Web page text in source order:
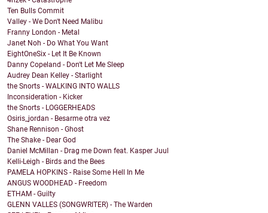
Ten Bulls Commit
Valley - We Don't Need Malibu
Franny London - Metal
Janet Noh - Do What You Want
EightOneSix - Let It Be Known
Danny Copeland - Don't Let Me Sleep
Audrey Dean Kelley - Starlight
the Snorts - WALKING INTO WALLS
Inconsideration - Kicker
the Snorts - LOGGERHEADS
Osiris_jordan - Besarme otra vez
Shane Rennison - Ghost
The Shake - Dear God
Daniel McMillan - Drag me Down feat. Kasper Juul
Kelli-Leigh - Birds and the Bees
PAMELA HOPKINS - Raise Some Hell In Me
ANGUS WOODHEAD - Freedom
ETHAM - Guilty
GLENN VALLES (SONGWRITER) - The Warden